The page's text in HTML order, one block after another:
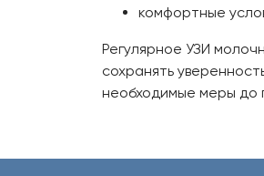
комфортные
Регулярное УЗИ
сохранять
необходимые меры до